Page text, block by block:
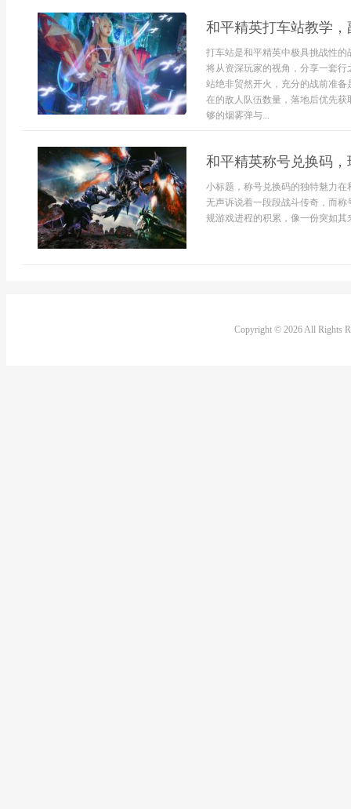
和平精英打车站教学
打车站是和平精英中极具挑战性
将从资深玩家的视角，分享一套
站绝非贸然开火，充分的战前准
在的敌人队伍数量，落地后优先
够的烟雾弹与...
和平精英称号兑换码
小标题，称号兑换码的独特魅力
无声诉说着一段段战斗传奇，而
规游戏进程的积累，像一份突如
Copyright © 2026 All Rights